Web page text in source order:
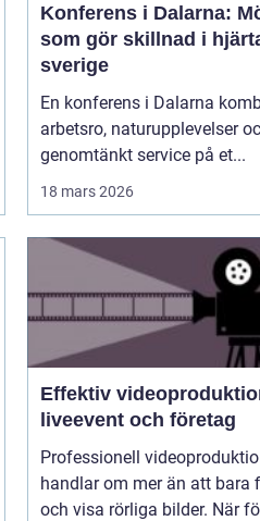
Konferens i Dalarna:
som gör skillnad i
sverige
En konferens i Dalarna
arbetsro, naturupplevelser
genomtänkt service på et...
18 mars 2026
Effektiv
liveevent och företag
Professionell
handlar om mer än att bara
och visa rörliga bilder. När